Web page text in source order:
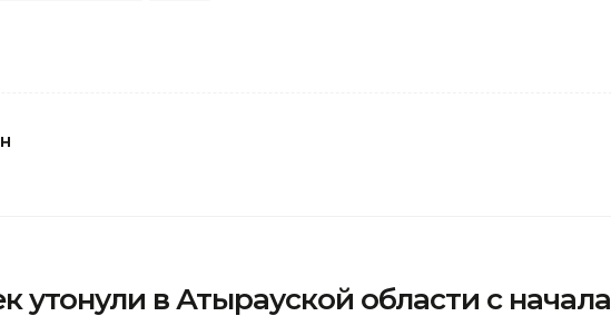
утонули в Атырауской области с начала